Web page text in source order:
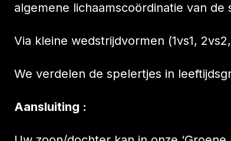
algemene lichaamscoördinatie van de
Via kleine wedstrijdvormen (1vs1,
We verdelen de spelertjes in
Aansluiting :